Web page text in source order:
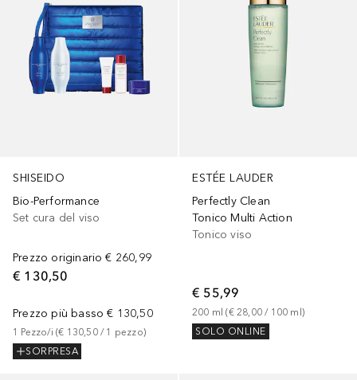
SHISEIDO
Bio-Performance
Set cura del viso
Prezzo originario € 260,99
€ 130,50
Prezzo più basso € 130,50
1 Pezzo/i (€ 130,50 / 1 pezzo)
SORPRESA
ESTÉE LAUDER
Perfectly Clean
Tonico Multi Action
Tonico viso
€ 55,99
200 ml (€ 28,00 / 100 ml )
SOLO ONLINE